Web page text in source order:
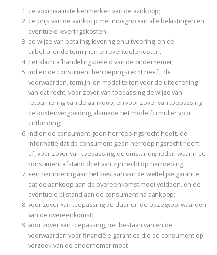
de voornaamste kenmerken van de aankoop;
de prijs van de aankoop met inbegrip van alle belastingen en
eventuele leveringskosten;
de wijze van betaling, levering en uitvoering, en de
bijbehorende termijnen en eventuele kosten;
het klachtafhandelingsbeleid van de ondernemer;
indien de consument herroepingsrecht heeft, de
voorwaarden, termijn, en modaliteiten voor de uitoefening
van dat recht, voor zover van toepassing de wijze van
retournering van de aankoop, en voor zover van toepassing
de kostenvergoeding, alsmede het modelformulier voor
ontbinding;
indien de consument geen herroepingsrecht heeft, de
informatie dat de consument geen herroepingsrecht heeft
of, voor zover van toepassing, de omstandigheden waarin de
consument afstand doet van zijn recht op herroeping;
een herinnering aan het bestaan van de wettelijke garantie
dat de aankoop aan de overeenkomst moet voldoen, en de
eventuele bijstand aan de consument na aankoop;
voor zover van toepassing de duur en de opzegvoorwaarden
van de overeenkomst;
voor zover van toepassing, het bestaan van en de
voorwaarden voor financiële garanties die de consument op
verzoek van de ondernemer moet